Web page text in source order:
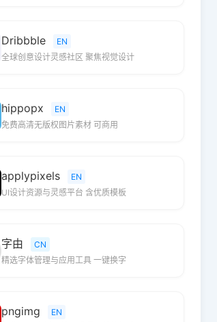
Dribbble
EN
全球创意设计灵感社区 聚焦视觉设计
hippopx
EN
免费高清无版权图片素材 可商用
applypixels
EN
UI设计资源与灵感平台 含优质模板
字由
CN
精选字体管理与应用工具 一键换字
pngimg
EN